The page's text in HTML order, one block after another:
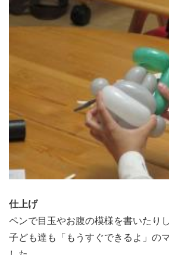
仕上げ
ペンで目玉やお腹の模様を書いたり
子ども達も「もうすぐできるよ」の